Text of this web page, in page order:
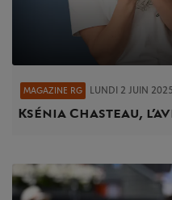
MAGAZINE RG LUNDI 2 JUIN 2025
Ksénia Chasteau,